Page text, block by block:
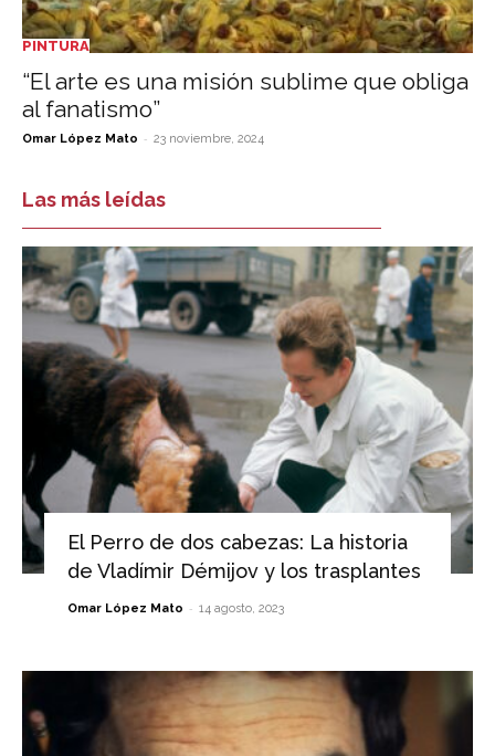
PINTURA
“El arte es una misión sublime que obliga
al fanatismo”
Omar López Mato - 23 noviembre, 2024
Las más leídas
El Perro de dos cabezas: La historia
de Vladímir Démijov y los trasplantes
Omar López Mato - 14 agosto, 2023